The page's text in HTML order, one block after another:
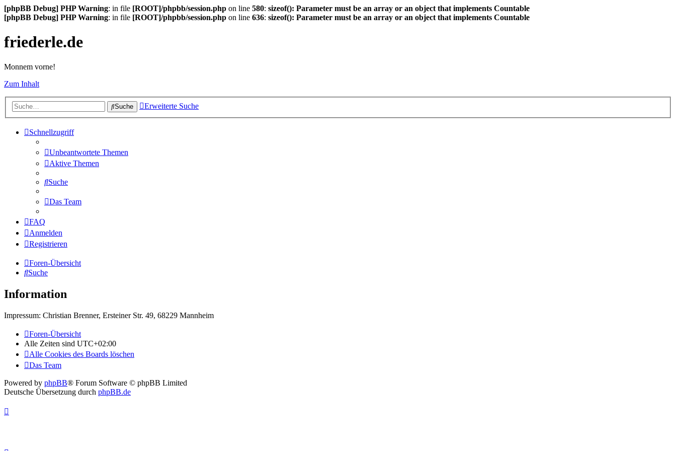
[phpBB Debug] PHP Warning: in file [ROOT]/phpbb/session.php on line 580: sizeof(): Parameter must be an array or an object that implements Countable
[phpBB Debug] PHP Warning: in file [ROOT]/phpbb/session.php on line 636: sizeof(): Parameter must be an array or an object that implements Countable
friederle.de
Monnem vorne!
Zum Inhalt
Suche Erweiterte Suche
Schnellzugriff
Unbeantwortete Themen
Aktive Themen
Suche
Das Team
FAQ
Anmelden
Registrieren
Foren-Übersicht
Suche
Information
Impressum: Christian Brenner, Ersteiner Str. 49, 68229 Mannheim
Foren-Übersicht
Alle Zeiten sind UTC+02:00
Alle Cookies des Boards löschen
Das Team
Powered by phpBB® Forum Software © phpBB Limited
Deutsche Übersetzung durch phpBB.de